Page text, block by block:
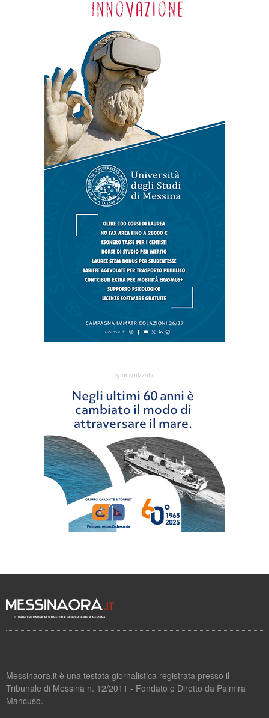
sponsorizzata
Messinaora.it è una testata giornalistica registrata presso il
Tribunale di Messina n. 12/2011 - Fondato e Diretto da Palmira
Mancuso.